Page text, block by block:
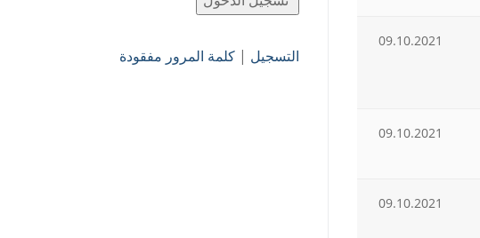
09.10.2021
09.10.2021
09.10.2021
التسجيل | كلمة المرور مفقودة